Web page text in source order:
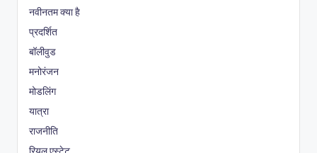
नवीनतम क्या है
प्रदर्शित
बॉलीवुड
मनोरंजन
मोडलिंग
यात्रा
राजनीति